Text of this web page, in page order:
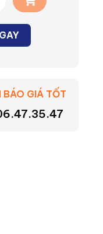
ứng thông minh wifi
BÁO GIÁ TỐT